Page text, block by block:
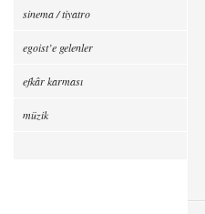
sinema / tiyatro
egoist’e gelenler
efkâr karması
müzik